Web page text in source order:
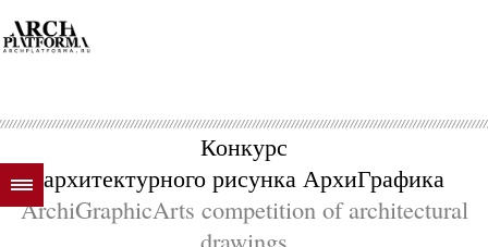
Конкурс
архитектурного рисунка АрхиГрафика
ArchiGraphicArts competition of architectural
drawings